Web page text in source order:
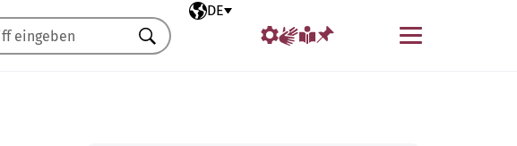
Ausgewählte Sprache
DE
Menü
Suchen